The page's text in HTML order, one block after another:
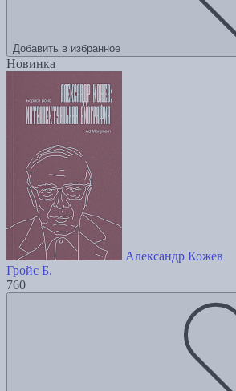
Добавить в избранное
Новинка
Александр Кожев
Гройс Б.
760